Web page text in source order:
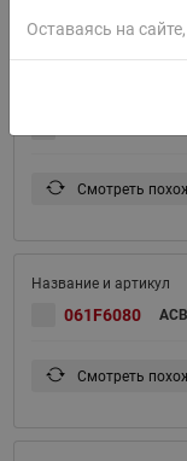
Смотреть
061F6080
Смотреть
Оставаясь на